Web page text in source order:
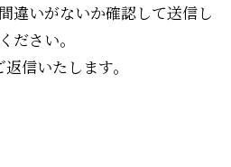
違いがないか確認して送信し
ださい。
信いたします。